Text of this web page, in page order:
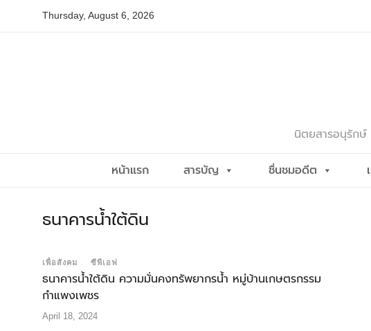
Thursday, August 6, 2026
นิตยสารอนุรัก
หน้าแรก สารบัญ ชื่นชมอดีต
ธนาคารน้ำใต้ดิน
เพื่อสังคม ซีพีเอฟ
ธนาคารน้ำใต้ดิน ความมั่นคงทรัพยากรน้ำ หมู่บ้านเกษตรกรรม
กำแพงเพชร
April 18, 2024